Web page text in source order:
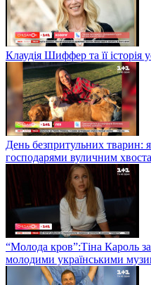
Клаудія Шиффер та її історія
День безпритульних тварин:
господарями вуличним
“Молода кров”:Тіна Кароль
молодими українськими